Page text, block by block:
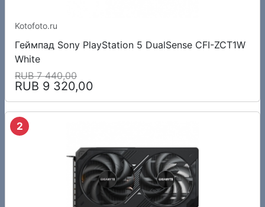
Kotofoto.ru
Геймпад Sony PlayStation 5 DualSense CFI-ZCT1W
White
RUB 7 440,00
RUB 9 320,00
2